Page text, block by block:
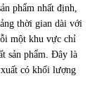
phẩm nhất định,
thời gian dài với
một khu vực chỉ
sản phẩm. Đây là
có khối lượng